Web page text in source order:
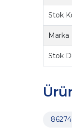
Stok
Marka
Stok